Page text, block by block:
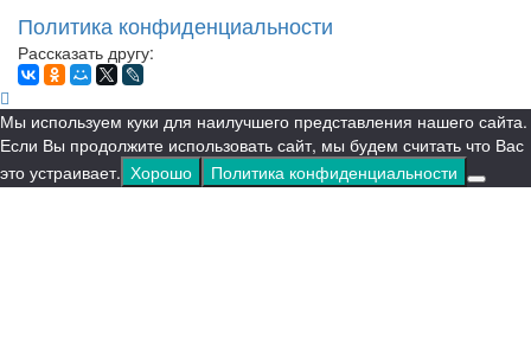
Политика конфиденциальности
Рассказать другу:
Мы используем куки для наилучшего представления нашего сайта.
Если Вы продолжите использовать сайт, мы будем считать что Вас
это устраивает. Хорошо Политика конфиденциальности